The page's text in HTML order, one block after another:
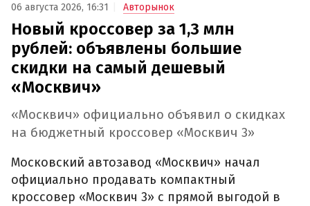
06 августа 2026, 16:31 Авторынок
Новый кроссовер за 1,3 млн
рублей: объявлены большие
скидки на самый дешевый
«Москвич»
«Москвич» официально объявил о скидках
на бюджетный кроссовер «Москвич 3»
Московский автозавод «Москвич» начал
официально продавать компактный
кроссовер «Москвич 3» с прямой выгодой в